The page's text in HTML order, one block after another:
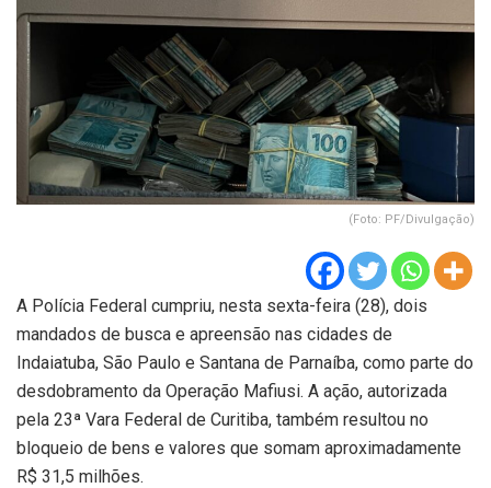
(Foto: PF/Divulgação)
A Polícia Federal cumpriu, nesta sexta-feira (28), dois
mandados de busca e apreensão nas cidades de
Indaiatuba, São Paulo e Santana de Parnaíba, como parte do
desdobramento da Operação Mafiusi. A ação, autorizada
pela 23ª Vara Federal de Curitiba, também resultou no
bloqueio de bens e valores que somam aproximadamente
R$ 31,5 milhões.